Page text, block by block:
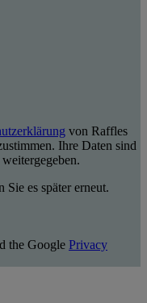
von Raffles
Ihre Daten sind
es später erneut.
the Google Privacy